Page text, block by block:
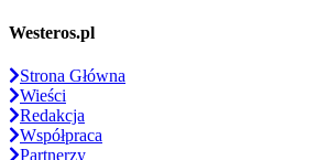
Westeros.pl
Strona Główna
Wieści
Redakcja
Współpraca
Partnerzy